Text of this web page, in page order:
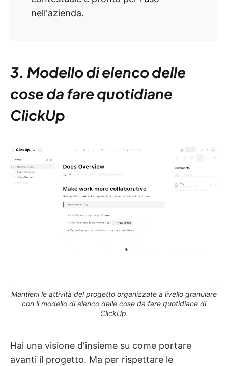
nell'azienda.
3. Modello di elenco delle
cose da fare quotidiane
ClickUp
Mantieni le attività del progetto organizzate a livello granulare
con il modello di elenco delle cose da fare quotidiane di
ClickUp.
Hai una visione d'insieme su come portare
avanti il progetto. Ma per rispettare le